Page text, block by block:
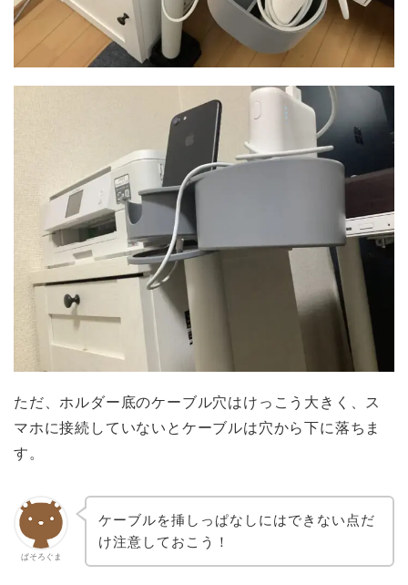
ただ、ホルダー底のケーブル穴はけっこう大きく、ス
マホに接続していないとケーブルは穴から下に落ちま
す。
ぱそろぐま
ケーブルを挿しっぱなしにはできない点だ
け注意しておこう！